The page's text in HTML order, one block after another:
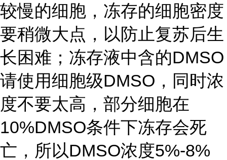
较慢的细胞，冻存的细胞密度
要稍微大点，以防止复苏后生
长困难；冻存液中含的DMSO
请使用细胞级DMSO，同时浓
度不要太高，部分细胞在
10%DMSO条件下冻存会死
亡，所以DMSO浓度5%-8%